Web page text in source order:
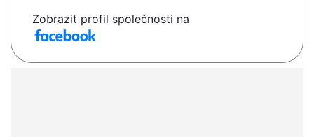
Zobrazit profil společnosti na